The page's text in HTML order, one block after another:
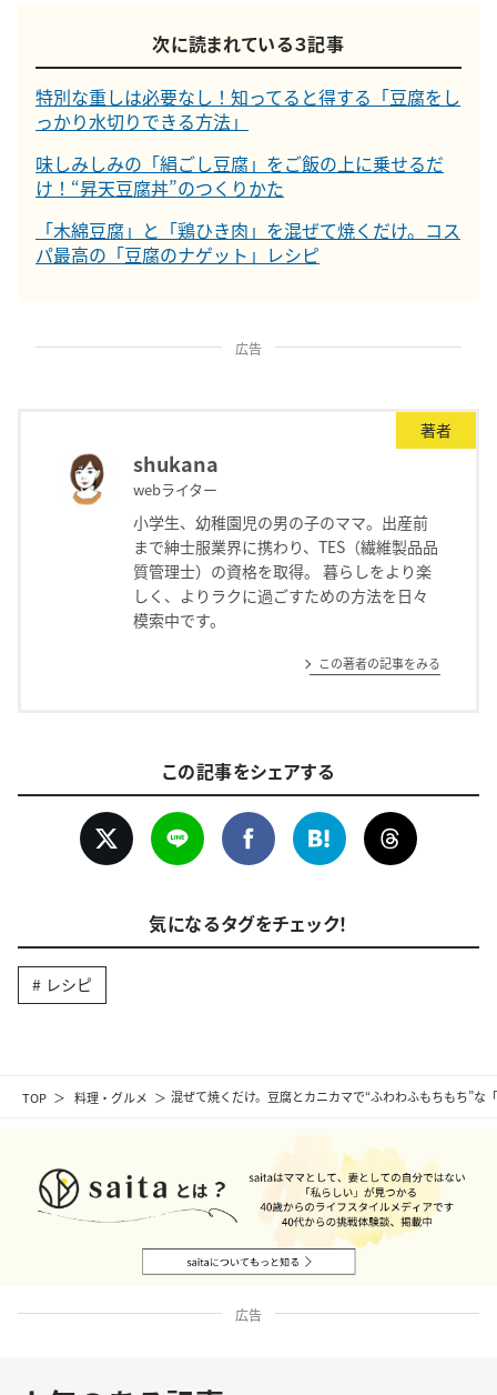
TOP 料理・グルメ 混ぜて焼くだけ。豆腐とカニカマで“ふわわふもちもち”な
次に読まれている３記事
特別な重しは必要なし！知ってると得する「豆腐をし
っかり水切りできる方法」
味しみしみの「絹ごし豆腐」をご飯の上に乗せるだ
け！“昇天豆腐丼”のつくりかた
「木綿豆腐」と「鶏ひき肉」を混ぜて焼くだけ。コス
パ最高の「豆腐のナゲット」レシピ
広告
著者
shukana
webライター
小学生、幼稚園児の男の子のママ。出産前
まで紳士服業界に携わり、TES（繊維製品品
質管理士）の資格を取得。 暮らしをより楽
しく、よりラクに過ごすための方法を日々
模索中です。
この著者の記事をみる
この記事をシェアする
気になるタグをチェック！
レシピ
広告